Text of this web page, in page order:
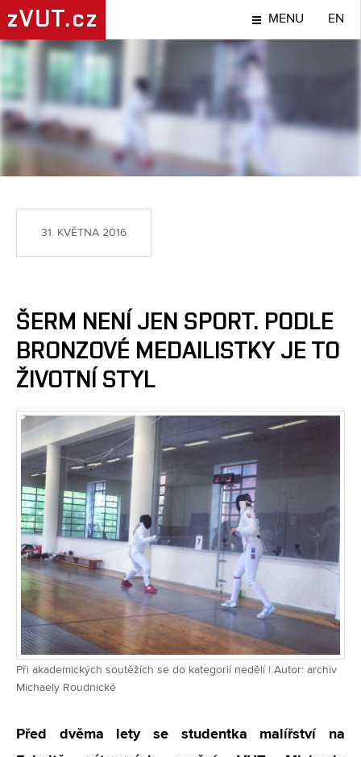
zVUT.cz MENU EN
SPORT
31. KVĚTNA 2016
ŠERM NENÍ JEN SPORT. PODLE
BRONZOVÉ MEDAILISTKY JE TO
ŽIVOTNÍ STYL
Při akademických soutěžích se do kategorií nedělí | Autor: archiv
Michaely Roudnické
Před dvěma lety se studentka malířství na